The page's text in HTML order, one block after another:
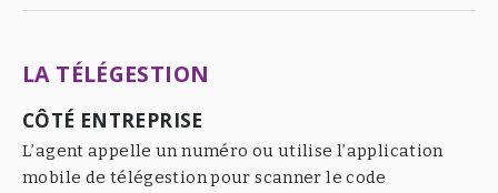
LA TÉLÉGESTION
CÔTÉ ENTREPRISE
L’agent appelle un numéro ou utilise l’application
mobile de télégestion pour scanner le code